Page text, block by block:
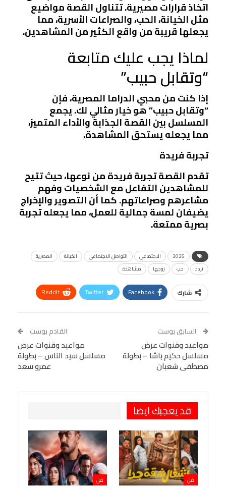
اتخاذ قرارات مصيرية. تتناول القصة مواضيع
مثل الخيانة، الحب، والصراعات الأسرية، مما
يجعلها قريبة من واقع الكثير من المشاهدين.
لماذا يجب عليك متابعة
“وتقابل حبيب”
إذا كنت من محبي الدراما المصرية، فإن
“وتقابل حبيب” هو خيار مثالي لك. يجمع
المسلسل بين القصة الجذابة والأداء المتميز،
مما يجعله يستحق المشاهدة.
تجربة فريدة
تقدم القصة تجربة فريدة من نوعها، حيث تتيح
للمشاهدين التفاعل مع الشخصيات وفهم
مشاعرهم وصراعاتهم. كما أن التصوير والإخراج
يضيفان لمسة جمالية للعمل، مما يجعله تجربة
بصرية ممتعة.
2025 الاجتماعي التواصل الاجتماعي الخيانة
المصرية
تردد
حب زوجها مشاهدة
شارك Facebook
Twitter
ReddIt
Tumblr
البريد الإلكتروني
VK
Digg
LINE
BlackBerry
Viber
السابق بوست
مواعيد وقنوات عرض
مسلسل حكيم باشا – بطولة
مصطفى شعبان
القادم بوست
مواعيد وقنوات عرض
مسلسل سيد الناس – بطولة
عمرو سعد
قد يعجبك ايضا
فن فن